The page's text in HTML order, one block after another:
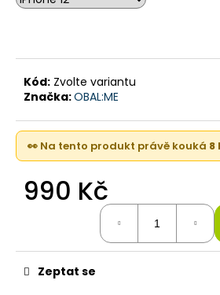
Kód: Zvolte variantu
Značka:OBAL:ME
👀 Na tento produkt právě kouká 8
990 Kč
Zeptat se
o
u
č
u
m
IPHONE